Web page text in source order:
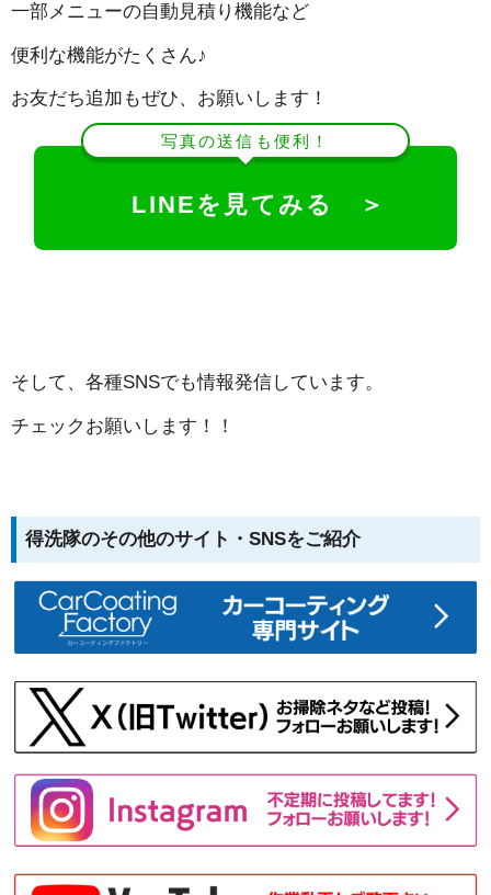
一部メニューの自動見積り機能など
便利な機能がたくさん♪
お友だち追加もぜひ、お願いします！
写真の送信も便利！
LINEを見てみる ＞
そして、各種SNSでも情報発信しています。
チェックお願いします！！
得洗隊のその他のサイト・SNSをご紹介